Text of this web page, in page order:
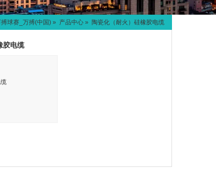
球赛_万搏(中国) » 产品中心 » 陶瓷化（耐火）硅橡胶电缆
胶电缆